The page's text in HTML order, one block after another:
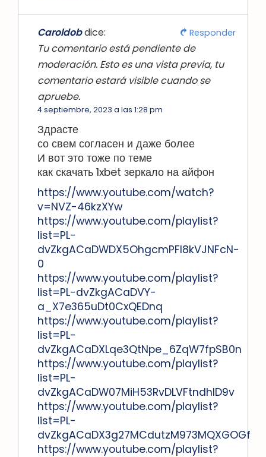
Caroldobdice:
Tu comentario está pendiente de
moderación. Esto es una vista previa, tu
comentario estará visible cuando se
apruebe.
4 septiembre, 2023 a las 1:28 pm
Здрасте
со свем согласен и даже более
И вот это тоже по теме
как скачать 1xbet зеркало на айфон
https://www.youtube.com/watch?
v=NVZ-46kzXYw
https://www.youtube.com/playlist?
list=PL-
dvZkgACaDWDX5OhgcmPFl8kVJNFcN-
0
https://www.youtube.com/playlist?
list=PL-dvZkgACaDVY-
a_X7e365uDt0CxQEDnq
https://www.youtube.com/playlist?
list=PL-
dvZkgACaDXLqe3QtNpe_6ZqW7fpSB0n
https://www.youtube.com/playlist?
list=PL-
dvZkgACaDW07MiH53RvDLVFtndhID9v
https://www.youtube.com/playlist?
list=PL-
dvZkgACaDX3g27MCdutzM973MQXGOGf
https://www.youtube.com/playlist?
Responder